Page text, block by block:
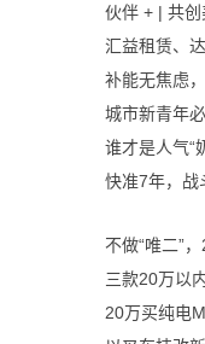
伙伴 + | 共
汇益租赁、
补能无焦虑
城市新青年
谁才是人气“
快准7年，战
不做“唯二”
三款20万以
20万买纯电